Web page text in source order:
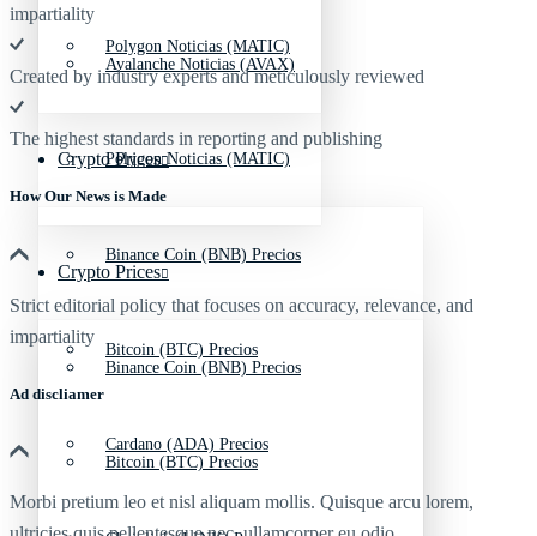
Polygon Noticias (MATIC)
Crypto Prices
Binance Coin (BNB) Precios
Bitcoin (BTC) Precios
Cardano (ADA) Precios
Avalanche Noticias (AVAX)
Polygon Noticias (MATIC)
Crypto Prices
Binance Coin (BNB) Precios
Bitcoin (BTC) Precios
impartiality
Created by industry experts and meticulously reviewed
The highest standards in reporting and publishing
How Our News is Made
Strict editorial policy that focuses on accuracy, relevance, and
impartiality
Ad discliamer
Morbi pretium leo et nisl aliquam mollis. Quisque arcu lorem,